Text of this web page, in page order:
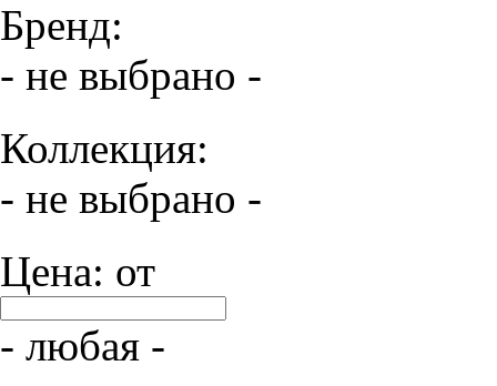
Бренд:
- не выбрано -
Коллекция:
- не выбрано -
Цена: от
- любая -